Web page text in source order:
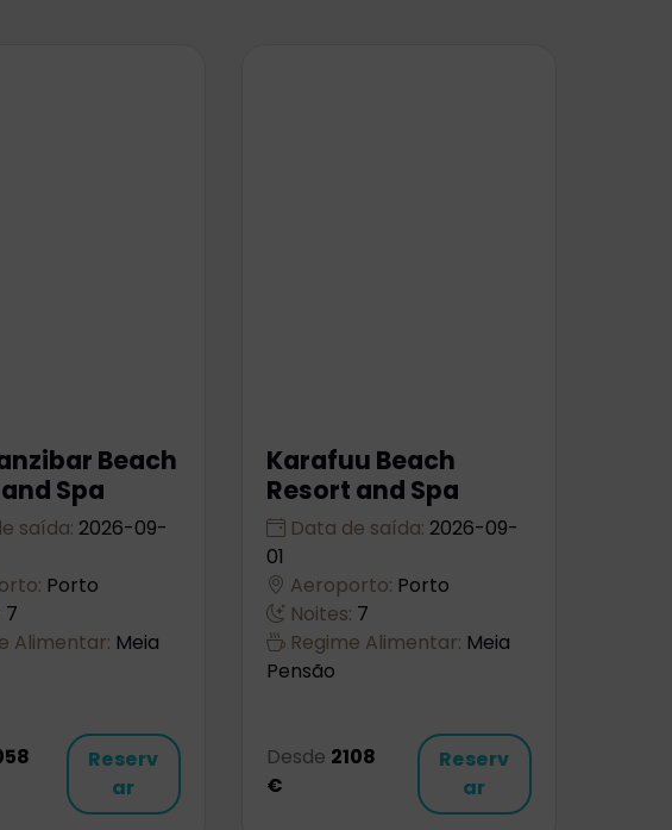
Beach
Spa
saída: 2026-09-
Porto
7
Alimentar: Meia
Reserv
ar
Karafuu Beach
Resort and Spa
Data de saída: 2026-09-
01
Aeroporto: Porto
Noites: 7
Regime Alimentar: Meia
Pensão
Desde 2108
€
Reserv
ar